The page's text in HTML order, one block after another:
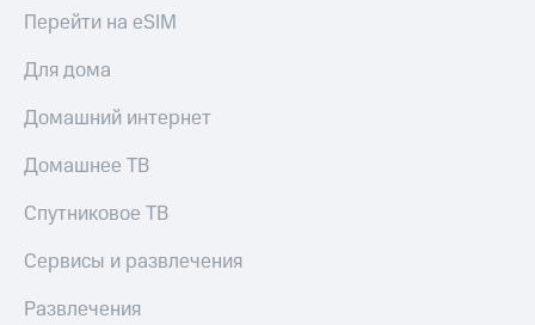
Перейти на eSIM
Для дома
Домашний интернет
Домашнее ТВ
Спутниковое ТВ
Сервисы и развлечения
Развлечения